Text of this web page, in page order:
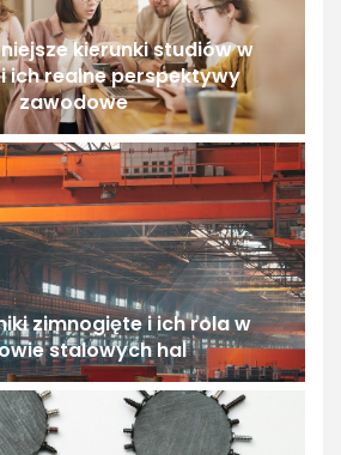
kierunki studiów w
ich realne perspektywy
zawodowe
zimnogięte i ich rola w
stalowych hal